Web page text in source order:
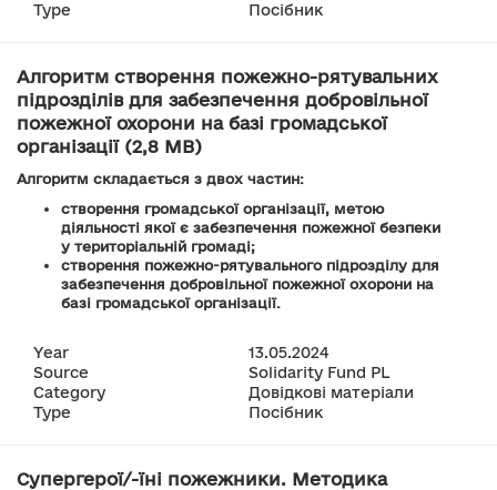
Type
Посібник
Алгоритм створення пожежно-рятувальних
підрозділів для забезпечення добровільної
пожежної охорони на базі громадської
організації (2,8 MB)
Алгоритм складається з двох частин:
створення громадської організації, метою
діяльності якої є забезпечення пожежної безпеки
у територіальній громаді;
створення пожежно-рятувального підрозділу для
забезпечення добровільної пожежної охорони на
базі громадської організації.
Year
13.05.2024
Source
Solidarity Fund PL
Category
Довідкові матеріали
Type
Посібник
Супергерої/-їні пожежники. Методика